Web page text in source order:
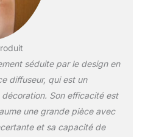
essentielles d'une
toute nouvelle
ultrasonique Cool
Mist : profitez des
diffusion de brume
froide à ultrasons
avec notre diffuseur
d'huile sans BPA. Il
séduite par le design en
diffuseur, qui est un
Son efficacité est
une grande pièce avec
et sa capacité de